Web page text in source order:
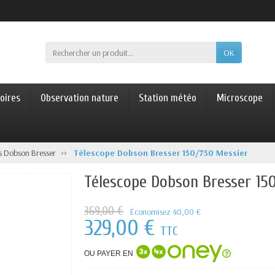
OK
Observation nature Station météo Microscope
Dobson Bresser Télescope Dobson Bresser 150/750 Messier
Télescope Dobson Bresser
369,00 € Économisez 40,00 €
329,00 € TTC
OU PAYER EN